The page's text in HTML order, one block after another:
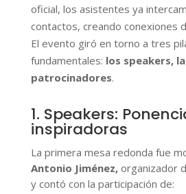
oficial, los asistentes ya
contactos, creando conexiones
El evento giró en torno a tres
fundamentales: los speakers,
patrocinadores.
1. Speakers:
inspiradoras
La primera mesa redonda fue
Antonio Jiménez, organizador
y contó con la participación de: